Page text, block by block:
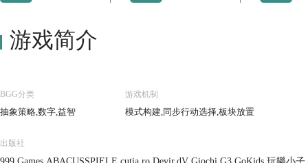
游戏简介
BGG分类
抽象策略,数字,益智
游戏机制
模式构建,同步行动选择,板块放置
出版社